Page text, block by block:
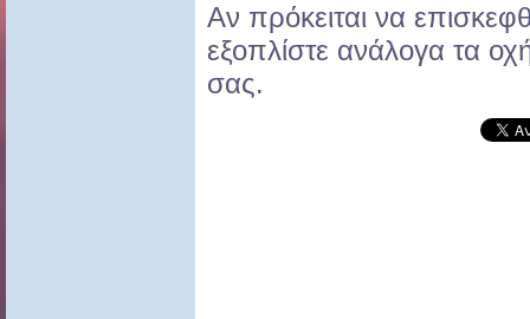
Αν πρόκειται να
εξοπλίστε ανάλογα τα
σας.